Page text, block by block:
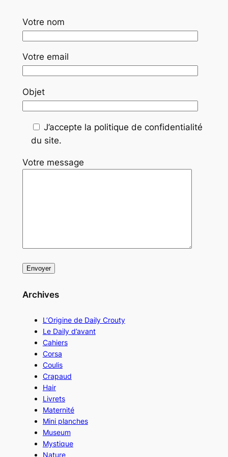
Votre nom
Votre email
Objet
J’accepte la politique de confidentialité
du site.
Votre message
Archives
L’Origine de Daily Crouty
Le Daily d’avant
Cahiers
Corsa
Coulis
Crapaud
Hair
Livrets
Maternité
Mini planches
Museum
Mystique
Nature